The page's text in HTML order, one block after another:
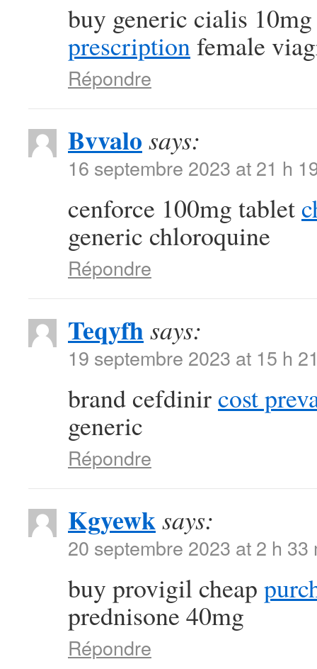
buy generic cialis
prescriptionfemale
Répondre
Bvvalo says:
16 septembre 2023 at 21 h
cenforce 100mg tablet
generic chloroquine
Répondre
Teqyfhsays:
19 septembre 2023 at 15 h
brand cefdinir cost
generic
Répondre
Kgyewksays:
20 septembre 2023 at 2 h 33
buy provigil cheap
prednisone 40mg
Répondre